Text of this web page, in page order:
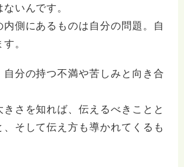
いんです。
内側にあるものは自分の問題。自
。
自分の持つ不満や苦しみと向き合
きさを知れば、伝えるべきことと
、そして伝え方も導かれてくるも